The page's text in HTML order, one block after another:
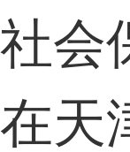
社会
在天